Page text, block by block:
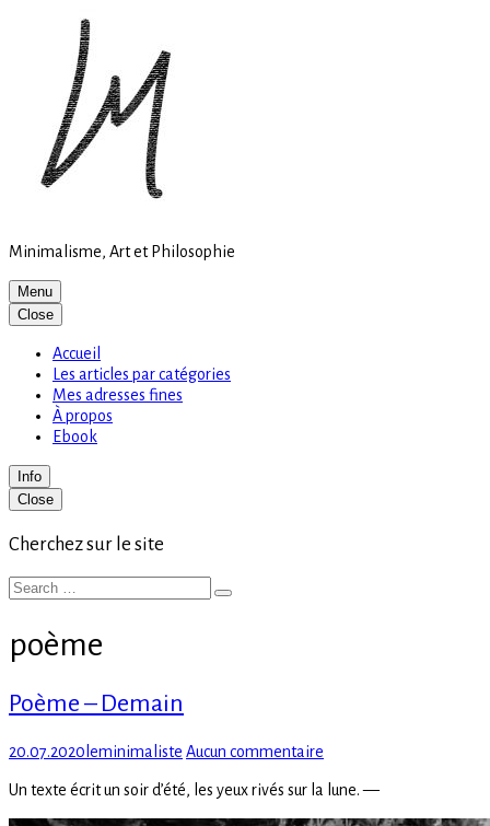
Minimalisme, Art et Philosophie
Menu
Close
Accueil
Les articles par catégories
Mes adresses fines
À propos
Ebook
Info
Primary
Sidebar
Close
Cherchez sur le site
Search
Search
poème
Poème – Demain
Posted
20.07.2020 Author
leminimaliste Aucun commentaire
–
Un texte écrit un soir d’été, les yeux rivés sur la lune. —